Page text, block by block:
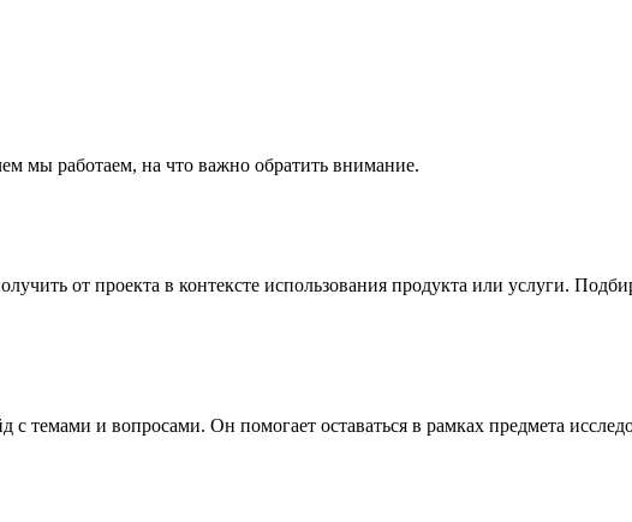
мы работаем, на что важно обратить внимание.
от проекта в контексте использования продукта или услуги.
с темами и вопросами. Он помогает оставаться в рамках предмета